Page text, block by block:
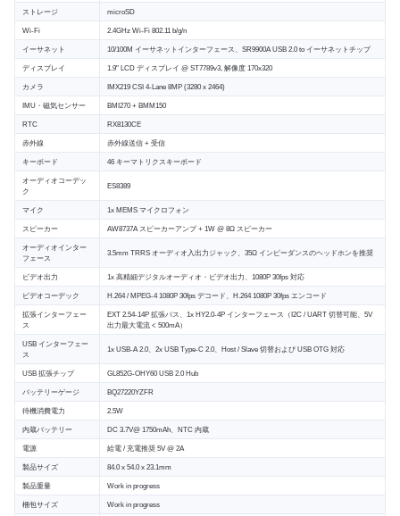
ストレージ microSD
Wi-Fi 2.4GHz Wi-Fi 802.11 b/g/n
イーサネット 10/100M イーサネットインターフェース、SR9900A USB 2.0 to イーサネットチップ
ディスプレイ 1.9" LCD ディスプレイ @ ST7789v3, 解像度 170x320
カメラ IMX219 CSI 4-Lane 8MP (3280 x 2464)
IMU・磁気センサー BMI270 + BMM150
RTC RX8130CE
赤外線 赤外線送信 + 受信
キーボード 46 キーマトリクスキーボード
オーディオコーデッ
ク
ES8389
マイク 1x MEMS マイクロフォン
スピーカー AW8737A スピーカーアンプ + 1W @ 8Ω スピーカー
オーディオインター
フェース
3.5mm TRRS オーディオ入出力ジャック、35Ω インピーダンスのヘッドホンを推奨
ビデオ出力 1x 高精細デジタルオーディオ・ビデオ出力、1080P 30fps 対応
ビデオコーデック H.264 / MPEG-4 1080P 30fps デコード、H.264 1080P 30fps エンコード
拡張インターフェー
ス
EXT 2.54-14P 拡張バス、1x HY2.0-4P インターフェース（I2C / UART 切替可能、5V
出力最大電流 < 500mA）
USB インターフェー
ス
1x USB-A 2.0、2x USB Type-C 2.0、Host / Slave 切替および USB OTG 対応
USB 拡張チップ GL852G-OHY60 USB 2.0 Hub
バッテリーゲージ BQ27220YZFR
待機消費電力 2.5W
内蔵バッテリー DC 3.7V@ 1750mAh、NTC 内蔵
電源 給電 / 充電推奨 5V @ 2A
製品サイズ 84.0 x 54.0 x 23.1mm
製品重量 Work in progress
梱包サイズ Work in progress